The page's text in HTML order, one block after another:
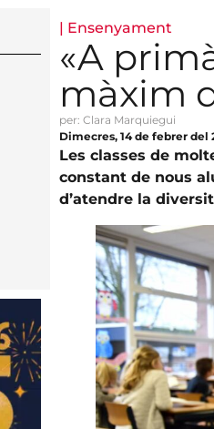
| Ensenyament
«A
màxim
per: Clara Marquiegui
Dimecres, 14 de febrer del
Les classes de
constant de nous
d’atendre la